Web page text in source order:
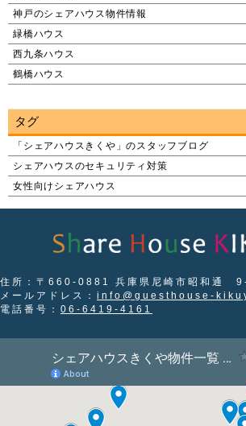
神戸のシェアハウス物件情報
緑橋ハウス
西九条ハウス
鶴橋ハウス
タグ
「シェアハウスきくや」のスタッフブログ
シェアハウスのセキュリティ対策
女性向けシェアハウス
住所：〒660-0881 兵庫県尼崎市昭和通
メールアドレス： info@guesthouse-
電話番号： 06-6419-4161